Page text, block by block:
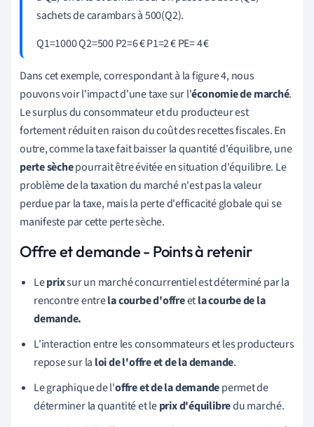
sachets de carambars à 500(Q2).
Q1=1000 Q2=500 P2=6 € P1=2 € PE= 4 €
Dans cet exemple, correspondant à la figure 4, nous
pouvons voir l'impact d'une taxe sur l'économie de marché.
Le surplus du consommateur et du producteur est
fortement réduit en raison du coût des recettes fiscales. En
outre, comme la taxe fait baisser la quantité d'équilibre, une
perte sèchepourrait être évitée en situation d'équilibre. Le
problème de la taxation du marché n'est pas la valeur
perdue par la taxe, mais la perte d'efficacité globale qui se
manifeste par cette perte sèche.
Offre et demande - Points à retenir
Leprixsur un marché concurrentielest déterminé par la
rencontre entrela courbe d'offreetla courbe de la
demande.
L'interaction entre les consommateurs et les producteurs
repose sur la loi de l'offre et de la demande.
Le graphique de l'offre et de la demandepermet de
déterminer la quantité et leprix d'équilibredu marché.